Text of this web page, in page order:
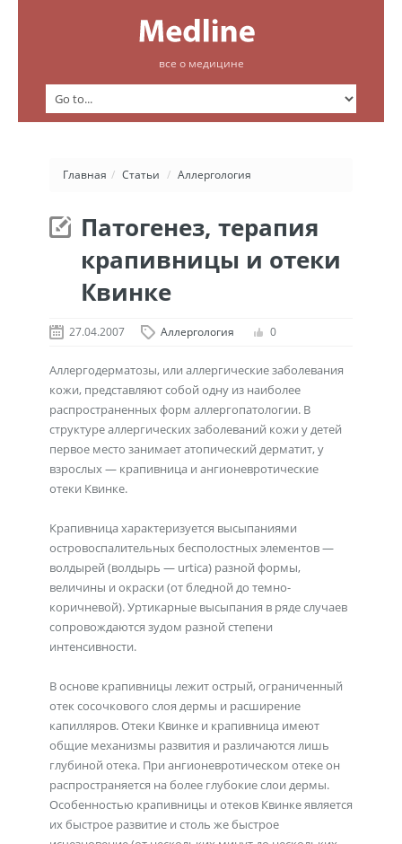
все о медицине
Главная / Статьи / Аллергология
Патогенез, терапия
крапивницы и отеки
Квинке
27.04.2007 Аллергология 0
Аллергодерматозы, или аллергические заболевания
кожи, представляют собой одну из наиболее
распространенных форм аллергопатологии. В
структуре аллергических заболеваний кожи у детей
первое место занимает атопический дерматит, у
взрослых — крапивница и ангионевротические
отеки Квинке.
Крапивница характеризуется высыпаниями
островоспалительных бесполостных элементов —
волдырей (волдырь — urtica) разной формы,
величины и окраски (от бледной до темно-
коричневой). Уртикарные высыпания в ряде случаев
сопровождаются зудом разной степени
интенсивности.
В основе крапивницы лежит острый, ограниченный
отек сосочкового слоя дермы и расширение
капилляров. Отеки Квинке и крапивница имеют
общие механизмы развития и различаются лишь
глубиной отека. При ангионевротическом отеке он
распространяется на более глубокие слои дермы.
Особенностью крапивницы и отеков Квинке является
их быстрое развитие и столь же быстрое